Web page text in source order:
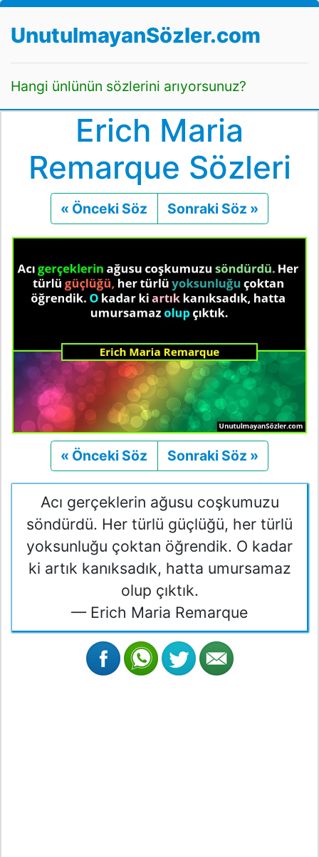
UnutulmayanSözler.com
Hangi ünlünün sözlerini arıyorsunuz?
Erich Maria
Remarque Sözleri
« Önceki Söz Önceki
Sonraki Söz »
« Önceki Söz Önceki
Sonraki Söz »
Acı gerçeklerin ağusu coşkumuzu
söndürdü. Her türlü güçlüğü, her türlü
yoksunluğu çoktan öğrendik. O kadar
ki artık kanıksadık, hatta umursamaz
olup çıktık.
— Erich Maria Remarque